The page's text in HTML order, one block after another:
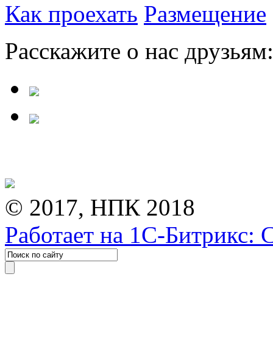
Как проехать Размещение
Расскажите о нас друзьям:
© 2017, НПК 2018
Работает на 1С-Битрикс: